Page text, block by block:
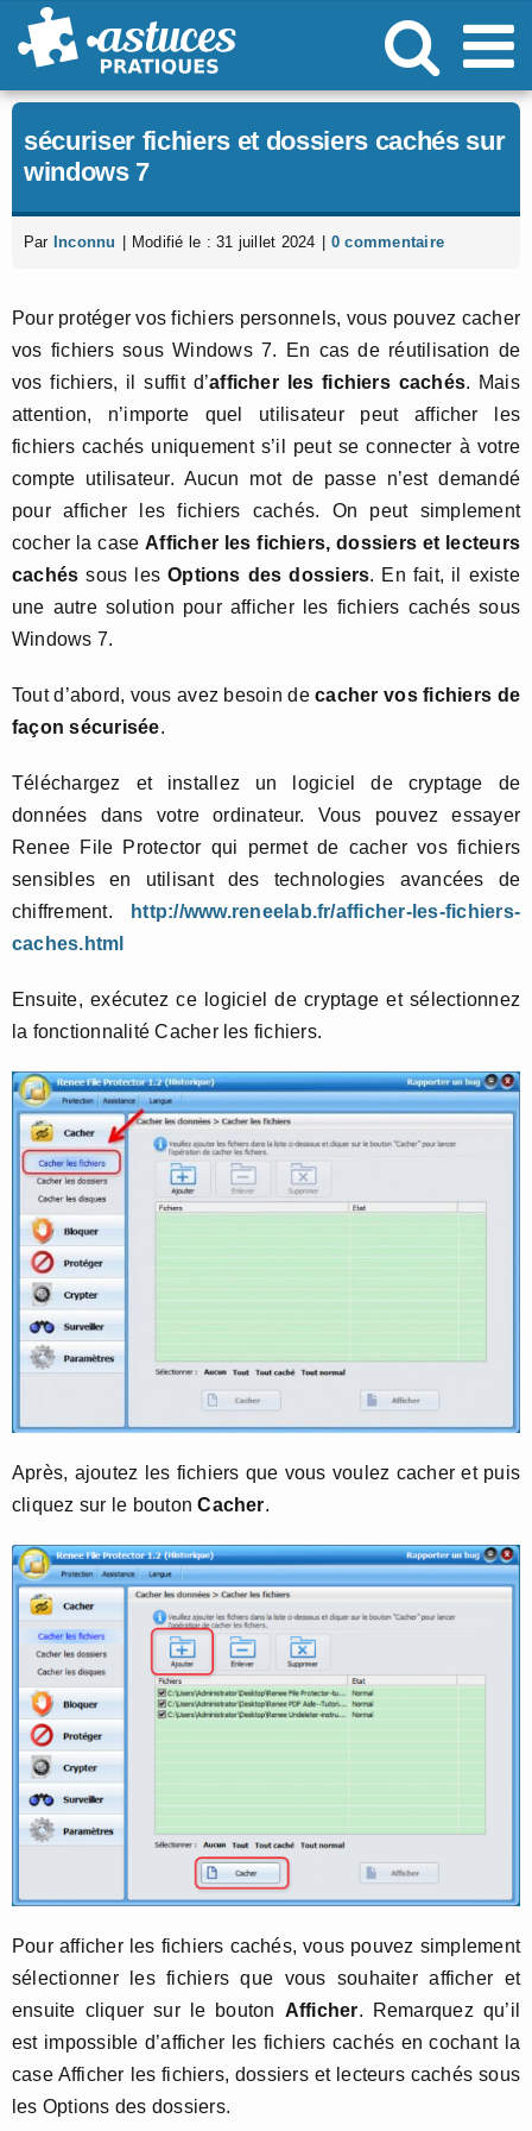
Passer
au
sécuriser fichiers et dossiers cachés sur
windows 7
Par Inconnu Modifié le : 31 juillet 2024 0 commentaire
Pour protéger vos fichiers personnels, vous pouvez cacher
vos fichiers sous Windows 7. En cas de réutilisation de
vos fichiers, il suffit d’afficher les fichiers cachés. Mais
attention, n’importe quel utilisateur peut afficher les
fichiers cachés uniquement s’il peut se connecter à votre
compte utilisateur. Aucun mot de passe n’est demandé
pour afficher les fichiers cachés. On peut simplement
cocher la case Afficher les fichiers, dossiers et lecteurs
cachés sous lesOptions des dossiers. En fait, il existe
une autre solution pour afficher les fichiers cachés sous
Windows 7.
Tout d’abord, vous avez besoin decacher vos fichiers de
façon sécurisée.
Téléchargez et installez un logiciel de cryptage de
données dans votre ordinateur. Vous pouvez essayer
Renee File Protector qui permet de cacher vos fichiers
sensibles en utilisant des technologies avancées de
chiffrement.
http://www.reneelab.fr/afficher-les-fichiers-
caches.html
Ensuite, exécutez ce logiciel de cryptage et sélectionnez
la fonctionnalité Cacher les fichiers.
Après, ajoutez les fichiers que vous voulez cacher et puis
cliquez sur le boutonCacher.
Pour afficher les fichiers cachés, vous pouvez simplement
sélectionner les fichiers que vous souhaiter afficher et
ensuite cliquer sur le bouton Afficher. Remarquez qu’il
est impossible d’afficher les fichiers cachés en cochant la
case Afficher les fichiers, dossiers et lecteurs cachés sous
les Options des dossiers.